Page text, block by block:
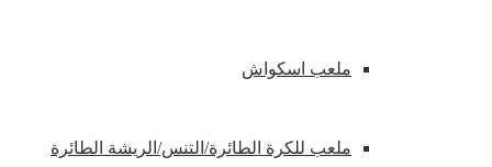
ملعب اسكواش
ملعب للكرة الطائرة/التنس/الريشة الطائرة